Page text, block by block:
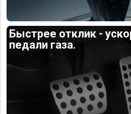
Быстрее отклик -
педали газа.